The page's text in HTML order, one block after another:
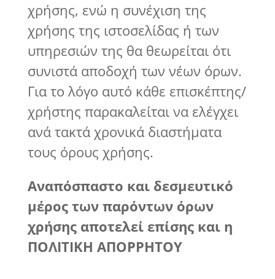
χρήσης, ενώ η συνέχιση της
χρήσης της ιστοσελίδας ή των
υπηρεσιών της θα θεωρείται ότι
συνιστά αποδοχή των νέων όρων.
Για το λόγο αυτό κάθε επισκέπτης/
χρήστης παρακαλείται να ελέγχει
ανά τακτά χρονικά διαστήματα
τους όρους χρήσης.
Αναπόσπαστο και δεσμευτικό
μέρος των παρόντων όρων
χρήσης αποτελεί επίσης και η
ΠΟΛΙΤΙΚΗ ΑΠΟΡΡΗΤΟΥ